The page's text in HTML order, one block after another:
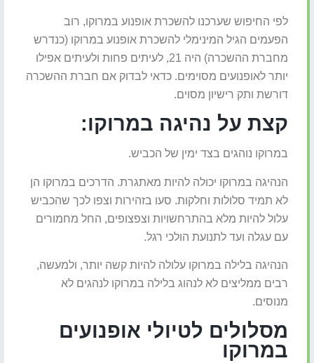
לפי החיפוש שערכנו להשכרת אופנוע במרוקו, רוב
הפעמים הגיל המינימלי להשכרת אופנוע במרוקו (כנדרש
מחברת ההשכרה) היה 21, לעיתים פחות ולעיתים אפילו
יותר לאופנועים מסוימים. כדאי לבדוק אם חברת ההשכרה
דורשת ותק רישיון מסוים.
קצת על נהיגה במרוקו:
במרוקו נוהגים בצד ימין של הכביש.
הנהיגה במרוקו יכולה להיות מאתגרת. הדרכים במרוקו הן
לא תמיד סלולות וחלקות. סעו בזהירות וצפו לכך שהכביש
עלול להיות מלא בהתרחשויות וצפצופים, החל מחמורים
עם עגלה ועד לתנועת הולכי רגל.
הנהיגה בלילה במרוקו עלולה להיות קשה יותר, ולמעשה,
רבים ממליצים לא לנהוג בלילה במרוקו לנהגים לא
מנוסים.
מסלולים לטיולי אופנועים
במרוקו